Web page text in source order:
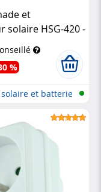
et
solaire HSG-420 -
%
et batterie